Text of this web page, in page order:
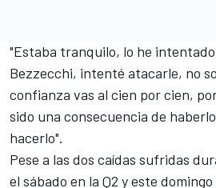
"Estaba tranquilo, lo he
Bezzecchi, intenté atacarle, no
confianza vas al cien por cien,
sido una consecuencia de
hacerlo".
Pese a las dos caídas sufridas
el sábado en la Q2 y este